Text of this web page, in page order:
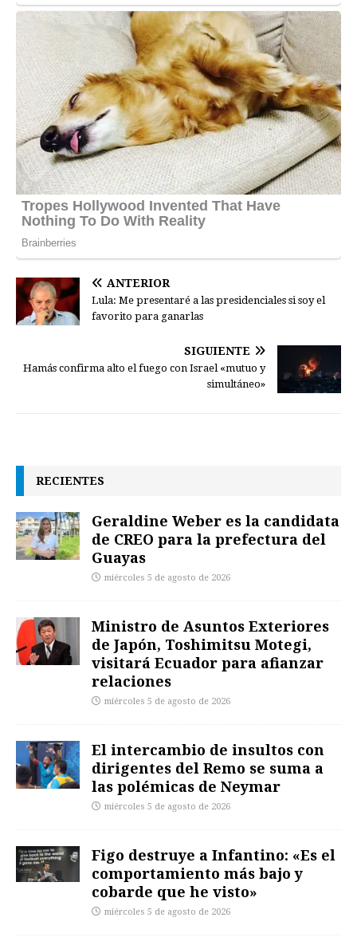
ANTERIOR
Lula: Me presentaré a las presidenciales si soy el
favorito para ganarlas
SIGUIENTE
Hamás confirma alto el fuego con Israel «mutuo y
simultáneo»
RECIENTES
Geraldine Weber es la candidata
de CREO para la prefectura del
Guayas
miércoles 5 de agosto de 2026
Ministro de Asuntos Exteriores
de Japón, Toshimitsu Motegi,
visitará Ecuador para afianzar
relaciones
miércoles 5 de agosto de 2026
El intercambio de insultos con
dirigentes del Remo se suma a
las polémicas de Neymar
miércoles 5 de agosto de 2026
Figo destruye a Infantino: «Es el
comportamiento más bajo y
cobarde que he visto»
miércoles 5 de agosto de 2026